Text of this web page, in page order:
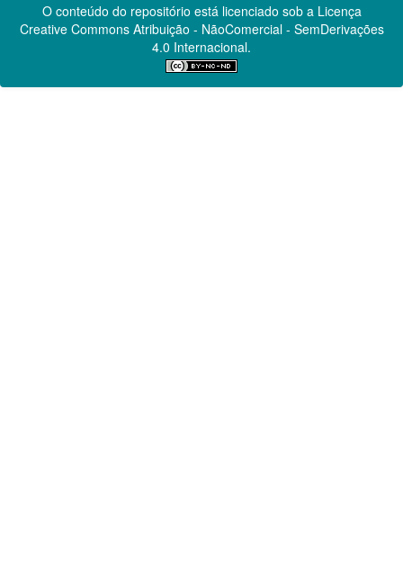
O conteúdo do repositório está licenciado sob a Licença
Creative CommonsAtribuição - NãoComercial - SemDerivações
4.0 Internacional.